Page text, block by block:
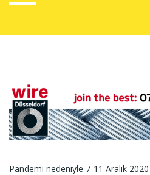
Pandemi nedeniyle 7-11 Aralık